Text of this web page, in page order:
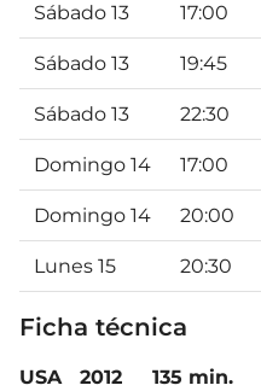
Sábado 13 17:00
Sábado 13 19:45
Sábado 13 22:30
Domingo 14 17:00
Domingo 14 20:00
Lunes 15 20:30
Ficha técnica
USA 2012 135 min.